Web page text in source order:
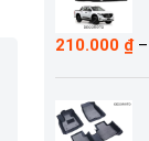
210.000 ₫ –